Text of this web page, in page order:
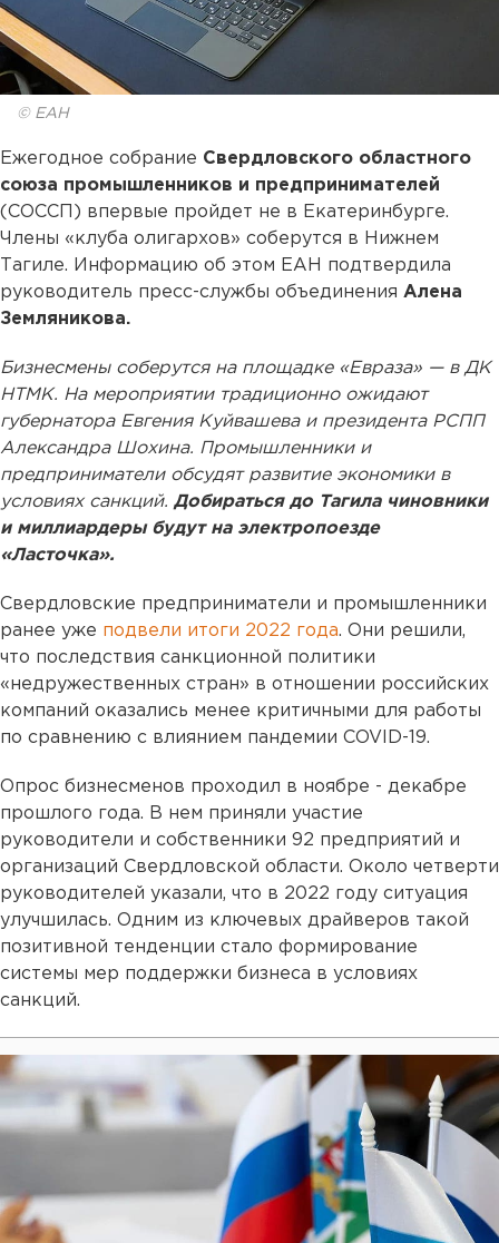
© ЕАН
Ежегодное собрание Свердловского областного
союза промышленников и предпринимателей
(СОССП) впервые пройдет не в Екатеринбурге.
Члены «клуба олигархов» соберутся в Нижнем
Тагиле. Информацию об этом ЕАН подтвердила
руководитель пресс-службы объединения Алена
Земляникова.
Бизнесмены соберутся на площадке «Евраза» — в ДК
НТМК. На мероприятии традиционно ожидают
губернатора Евгения Куйвашева и президента РСПП
Александра Шохина. Промышленники и
предприниматели обсудят развитие экономики в
условиях санкций. Добираться до Тагила чиновники
и миллиардеры будут на электропоезде
«Ласточка».
Свердловские предприниматели и промышленники
ранее уже подвели итоги 2022 года. Они решили,
что последствия санкционной политики
«недружественных стран» в отношении российских
компаний оказались менее критичными для работы
по сравнению с влиянием пандемии COVID-19.
Опрос бизнесменов проходил в ноябре - декабре
прошлого года. В нем приняли участие
руководители и собственники 92 предприятий и
организаций Свердловской области. Около четверти
руководителей указали, что в 2022 году ситуация
улучшилась. Одним из ключевых драйверов такой
позитивной тенденции стало формирование
системы мер поддержки бизнеса в условиях
санкций.